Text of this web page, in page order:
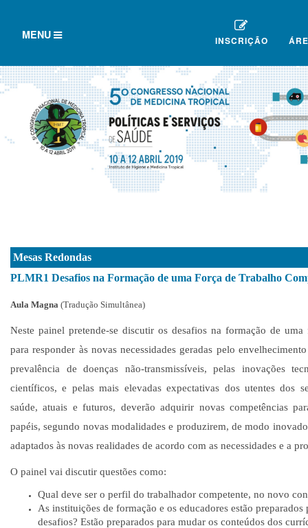
TOGGLE
MENU INSCRIÇÃO
Mesas Redondas
PLMR1 Desafios na Formação de uma Força de Trabalho
Aula Magna (Tradução Simultânea)
Neste painel pretende-se discutir os desafios na formação de
para responder às novas necessidades geradas pelo
prevalência de doenças não-transmissíveis, pelas inovações
científicos, e pelas mais elevadas expectativas dos utentes dos
saúde, atuais e futuros, deverão adquirir novas competências
papéis, segundo novas modalidades e produzirem, de modo
adaptados às novas realidades de acordo com as necessidades e a
O painel vai discutir questões como:
Qual deve ser o perfil do trabalhador competente, no novo
As instituições de formação e os educadores estão preparados
desafios? Estão preparados para mudar os conteúdos dos